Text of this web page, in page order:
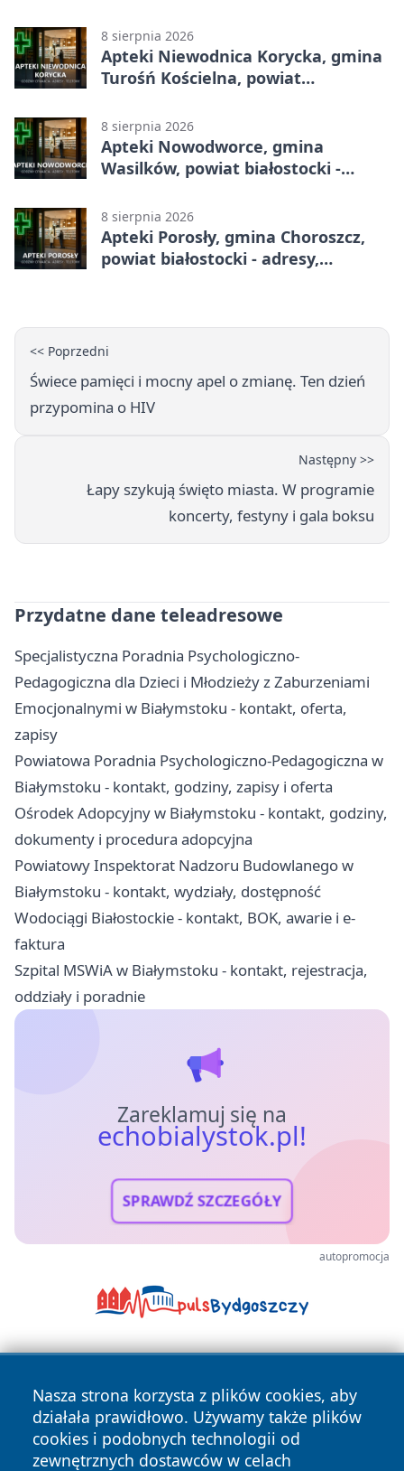
8 sierpnia 2026
Apteki Niewodnica Korycka, gmina
Turośń Kościelna, powiat
godziny otwarcia
8 sierpnia 2026
Apteki Nowodworce, gmina
Wasilków, powiat białostocki -
8 sierpnia 2026
Apteki Porosły, gmina Choroszcz,
powiat białostocki - adresy,
<< Poprzedni
Świece pamięci i mocny apel o zmianę. Ten dzień
przypomina o HIV
Następny >>
Łapy szykują święto miasta. W programie
koncerty, festyny i gala boksu
Przydatne dane teleadresowe
Specjalistyczna Poradnia Psychologiczno-
Pedagogiczna dla Dzieci i Młodzieży z Zaburzeniami
Emocjonalnymi w Białymstoku - kontakt, oferta,
zapisy
Powiatowa Poradnia Psychologiczno-Pedagogiczna w
Białymstoku - kontakt, godziny, zapisy i oferta
Ośrodek Adopcyjny w Białymstoku - kontakt, godziny,
dokumenty i procedura adopcyjna
Powiatowy Inspektorat Nadzoru Budowlanego w
Białymstoku - kontakt, wydziały, dostępność
Wodociągi Białostockie - kontakt, BOK, awarie i e-
faktura
Szpital MSWiA w Białymstoku - kontakt, rejestracja,
oddziały i poradnie
Zareklamuj się na
echobialystok.pl!
SPRAWDŹ SZCZEGÓŁY
autopromocja
Nasza strona korzysta z plików cookies, aby
działała prawidłowo. Używamy także plików
cookies i podobnych technologii od
zewnętrznych dostawców w celach
Copyright © 2026 echobialystok.pl Wszystkie prawa